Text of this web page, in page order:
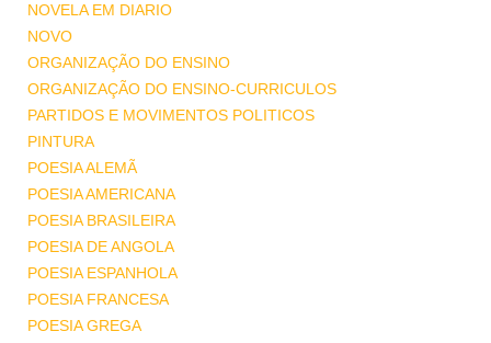
NOVELA EM DIARIO
NOVO
ORGANIZAÇÃO DO ENSINO
ORGANIZAÇÃO DO ENSINO-CURRICULOS
PARTIDOS E MOVIMENTOS POLITICOS
PINTURA
POESIA ALEMÃ
POESIA AMERICANA
POESIA BRASILEIRA
POESIA DE ANGOLA
POESIA ESPANHOLA
POESIA FRANCESA
POESIA GREGA